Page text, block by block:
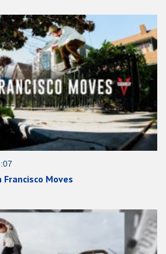
Francisco Moves